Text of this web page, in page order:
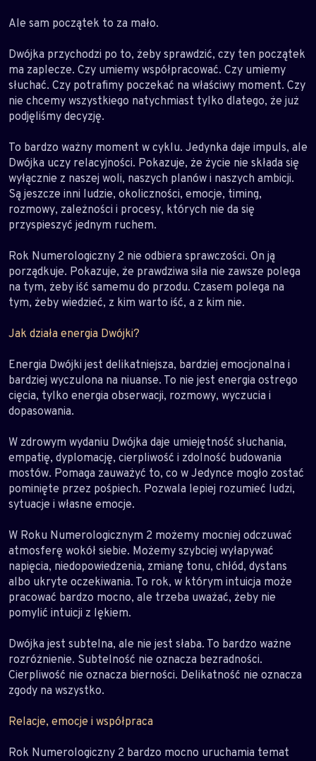
Ale sam początek to za mało.
Dwójka przychodzi po to, żeby sprawdzić, czy ten początek
ma zaplecze. Czy umiemy współpracować. Czy umiemy
słuchać. Czy potrafimy poczekać na właściwy moment. Czy
nie chcemy wszystkiego natychmiast tylko dlatego, że już
podjęliśmy decyzję.
To bardzo ważny moment w cyklu. Jedynka daje impuls, ale
Dwójka uczy relacyjności. Pokazuje, że życie nie składa się
wyłącznie z naszej woli, naszych planów i naszych ambicji.
Są jeszcze inni ludzie, okoliczności, emocje, timing,
rozmowy, zależności i procesy, których nie da się
przyspieszyć jednym ruchem.
Rok Numerologiczny 2 nie odbiera sprawczości. On ją
porządkuje. Pokazuje, że prawdziwa siła nie zawsze polega
na tym, żeby iść samemu do przodu. Czasem polega na
tym, żeby wiedzieć, z kim warto iść, a z kim nie.
Jak działa energia Dwójki?
Energia Dwójki jest delikatniejsza, bardziej emocjonalna i
bardziej wyczulona na niuanse. To nie jest energia ostrego
cięcia, tylko energia obserwacji, rozmowy, wyczucia i
dopasowania.
W zdrowym wydaniu Dwójka daje umiejętność słuchania,
empatię, dyplomację, cierpliwość i zdolność budowania
mostów. Pomaga zauważyć to, co w Jedynce mogło zostać
pominięte przez pośpiech. Pozwala lepiej rozumieć ludzi,
sytuacje i własne emocje.
W Roku Numerologicznym 2 możemy mocniej odczuwać
atmosferę wokół siebie. Możemy szybciej wyłapywać
napięcia, niedopowiedzenia, zmianę tonu, chłód, dystans
albo ukryte oczekiwania. To rok, w którym intuicja może
pracować bardzo mocno, ale trzeba uważać, żeby nie
pomylić intuicji z lękiem.
Dwójka jest subtelna, ale nie jest słaba. To bardzo ważne
rozróżnienie. Subtelność nie oznacza bezradności.
Cierpliwość nie oznacza bierności. Delikatność nie oznacza
zgody na wszystko.
Relacje, emocje i współpraca
Rok Numerologiczny 2 bardzo mocno uruchamia temat